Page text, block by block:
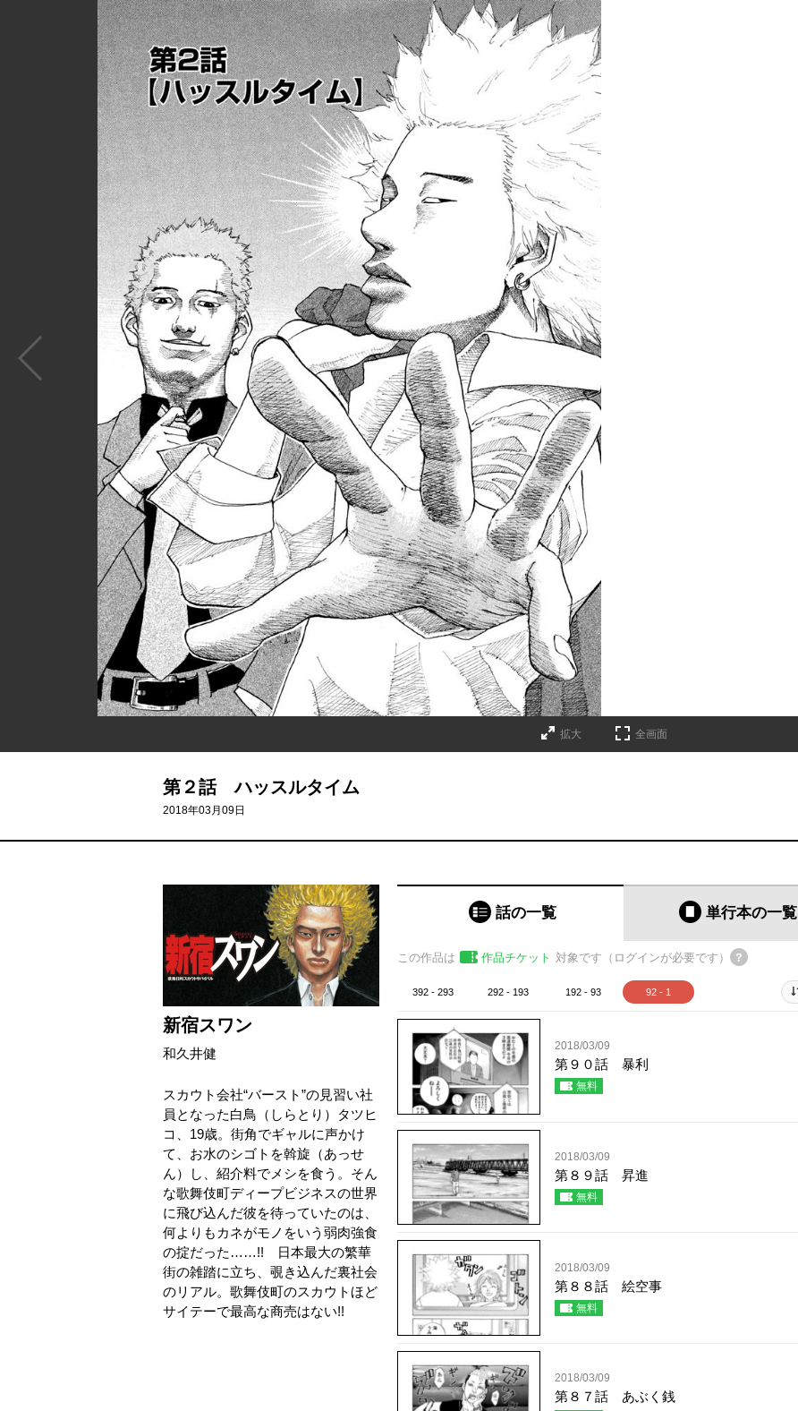
拡大 全画面
第２話 ハッスルタイム
2018年03月09日
新宿スワン
和久井健
スカウト会社“バースト”の見習い社
員となった白鳥（しらとり）タツヒ
コ、19歳。街角でギャルに声かけ
て、お水のシゴトを斡旋（あっせ
ん）し、紹介料でメシを食う。そん
な歌舞伎町ディープビジネスの世界
に飛び込んだ彼を待っていたのは、
何よりもカネがモノをいう弱肉強食
の掟だった……!! 日本最大の繁華
街の雑踏に立ち、覗き込んだ裏社会
のリアル。歌舞伎町のスカウトほど
サイテーで最高な商売はない!!
話の一覧 単行本の一覧
この作品は 作品チケット 対象です（ログインが必要です）
392 - 293 292 - 193 192 - 93 92 - 1
2018/03/09
第９０話 暴利
無料
2018/03/09
第８９話 昇進
無料
2018/03/09
第８８話 絵空事
無料
2018/03/09
第８７話 あぶく銭